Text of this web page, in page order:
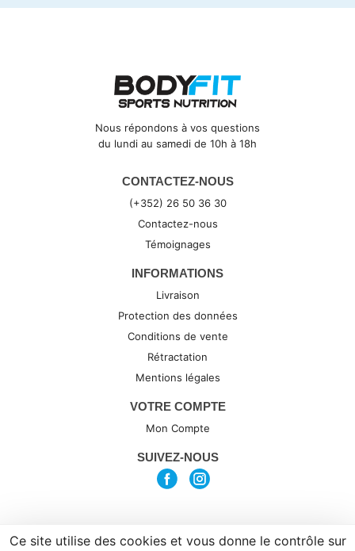
Ce site utilise des cookies et vous donne le contrôle sur
Nous répondons à vos questions
du lundi au samedi de 10h à 18h
CONTACTEZ-NOUS
(+352) 26 50 36 30
Contactez-nous
Témoignages
INFORMATIONS
Livraison
Protection des données
Conditions de vente
Rétractation
Mentions légales
VOTRE COMPTE
Mon Compte
SUIVEZ-NOUS